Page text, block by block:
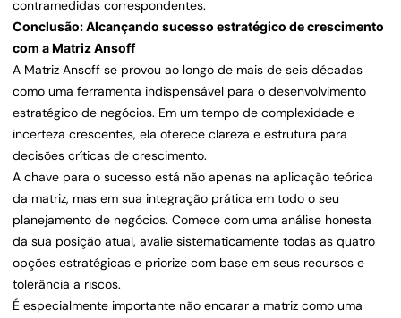
contramedidas correspondentes.
Conclusão: Alcançando sucesso estratégico de crescimento
com a Matriz Ansoff
A Matriz Ansoff se provou ao longo de mais de seis décadas
como uma ferramenta indispensável para o desenvolvimento
estratégico de negócios. Em um tempo de complexidade e
incerteza crescentes, ela oferece clareza e estrutura para
decisões críticas de crescimento.
A chave para o sucesso está não apenas na aplicação teórica
da matriz, mas em sua integração prática em todo o seu
planejamento de negócios. Comece com uma análise honesta
da sua posição atual, avalie sistematicamente todas as quatro
opções estratégicas e priorize com base em seus recursos e
tolerância a riscos.
É especialmente importante não encarar a matriz como uma